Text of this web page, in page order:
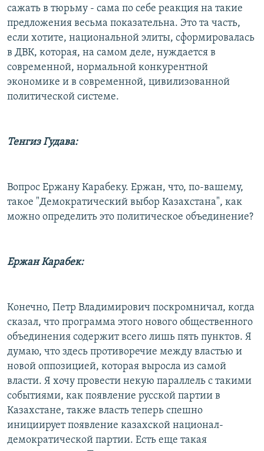
сажать в тюрьму - сама по себе реакция на такие
предложения весьма показательна. Это та часть,
если хотите, национальной элиты, сформировалась
в ДВК, которая, на самом деле, нуждается в
современной, нормальной конкурентной
экономике и в современной, цивилизованной
политической системе.
Тенгиз Гудава:
Вопрос Ержану Карабеку. Ержан, что, по-вашему,
такое "Демократический выбор Казахстана", как
можно определить это политическое объединение?
Ержан Карабек:
Конечно, Петр Владимирович поскромничал, когда
сказал, что программа этого нового общественного
объединения содержит всего лишь пять пунктов. Я
думаю, что здесь противоречие между властью и
новой оппозицией, которая выросла из самой
власти. Я хочу провести некую параллель с такими
событиями, как появление русской партии в
Казахстане, также власть теперь спешно
инициирует появление казахской национал-
демократической партии. Есть еще такая